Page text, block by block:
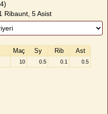
Ribaunt, 5 Asist
Maç Sy Rib Ast
10 0.5 0.1 0.5